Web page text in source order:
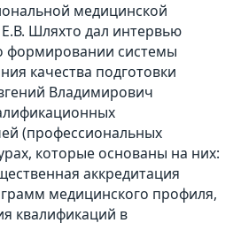
медицинской
Шляхто дал интервью
формировании системы
качества подготовки
Владимирович
(профессиональных
которые основаны на них:
аккредитация
медицинского профиля,
квалификаций в